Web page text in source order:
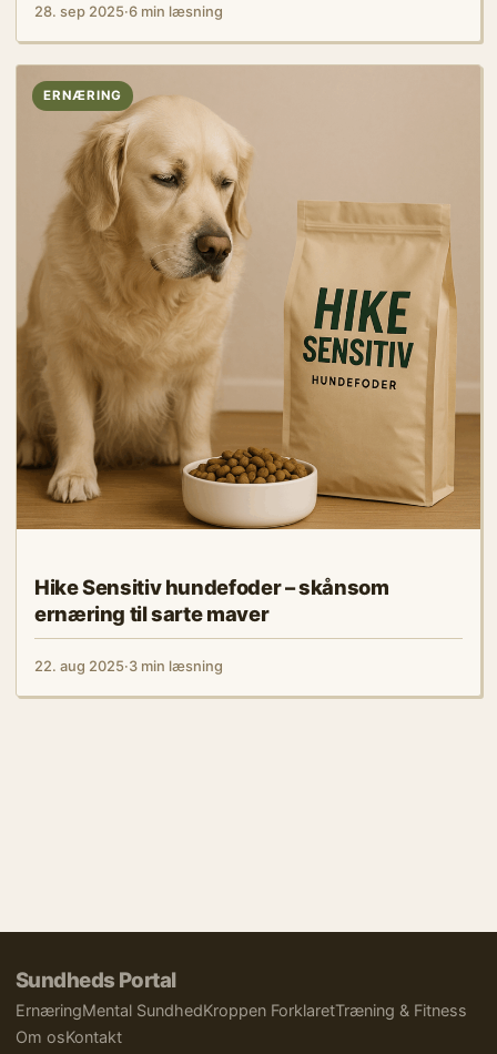
28. sep 2025·6 min læsning
ERNÆRING
Hike Sensitiv hundefoder – skånsom
ernæring til sarte maver
22. aug 2025·3 min læsning
Sundheds Portal
ErnæringMental SundhedKroppen ForklaretTræning & Fitness
Om osKontakt